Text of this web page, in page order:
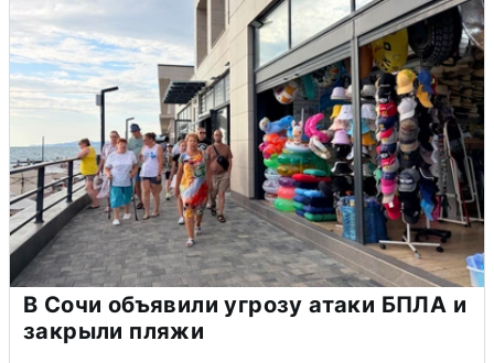
В Сочи объявили угрозу атаки БПЛА и
закрыли пляжи